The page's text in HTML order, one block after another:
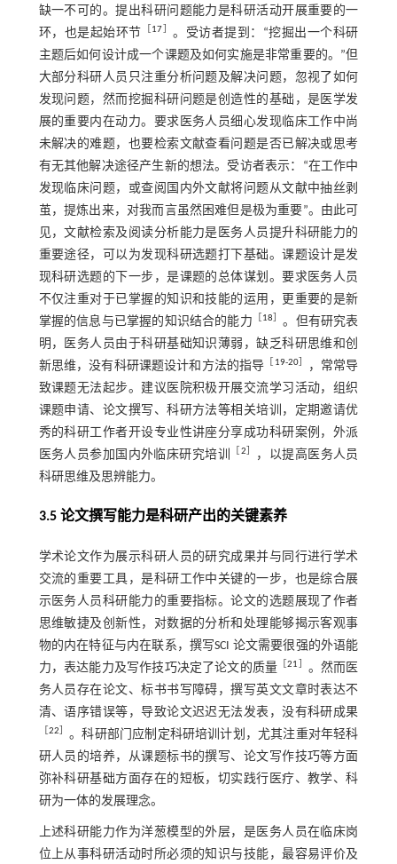
缺一不可的。提出科研问题能力是科研活动开展重要的一
环，也是起始环节
17
。受访者提到：“挖掘出一个科研
主题后如何设计成一个课题及如何实施是非常重要的。”但
大部分科研人员只注重分析问题及解决问题，忽视了如何
发现问题，然而挖掘科研问题是创造性的基础，是医学发
展的重要内在动力。要求医务人员细心发现临床工作中尚
未解决的难题，也要检索文献查看问题是否已解决或思考
有无其他解决途径产生新的想法。受访者表示：“在工作中
发现临床问题，或查阅国内外文献将问题从文献中抽丝剥
茧，提炼出来，对我而言虽然困难但是极为重要”。由此可
见，文献检索及阅读分析能力是医务人员提升科研能力的
重要途径，可以为发现科研选题打下基础。课题设计是发
现科研选题的下一步，是课题的总体谋划。要求医务人员
不仅注重对于已掌握的知识和技能的运用，更重要的是新
掌握的信息与已掌握的知识结合的能力
18
。但有研究表
明，医务人员由于科研基础知识薄弱，缺乏科研思维和创
新思维，没有科研课题设计和方法的指导
19-20］
，常常导
致课题无法起步。建议医院积极开展交流学习活动，组织
课题申请、论文撰写、科研方法等相关培训，定期邀请优
秀的科研工作者开设专业性讲座分享成功科研案例，外派
医务人员参加国内外临床研究培训
2
，以提高医务人员
科研思维及思辨能力。
3.5 论文撰写能力是科研产出的关键素养
学术论文作为展示科研人员的研究成果并与同行进行学术
交流的重要工具，是科研工作中关键的一步，也是综合展
示医务人员科研能力的重要指标。论文的选题展现了作者
思维敏捷及创新性，对数据的分析和处理能够揭示客观事
物的内在特征与内在联系，撰写SCI 论文需要很强的外语能
力，表达能力及写作技巧决定了论文的质量 ［21
。然而医
务人员存在论文、标书书写障碍，撰写英文文章时表达不
清、语序错误等，导致论文迟迟无法发表，没有科研成果
22
。科研部门应制定科研培训计划，尤其注重对年轻科
研人员的培养，从课题标书的撰写、论文写作技巧等方面
弥补科研基础方面存在的短板，切实践行医疗、教学、科
研为一体的发展理念。
上述科研能力作为洋葱模型的外层，是医务人员在临床岗
位上从事科研活动时所必须的知识与技能，最容易评价及